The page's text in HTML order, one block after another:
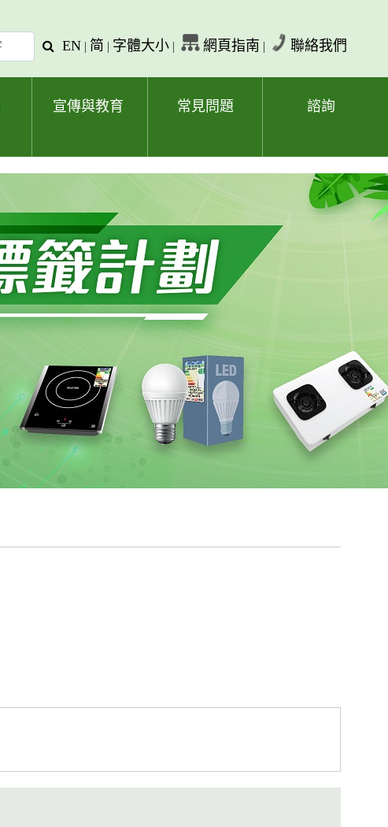
查
字
EN | 简 | 字體大小 | 網頁指南 | 聯絡我們
宣傳與教育 常見問題 諮詢